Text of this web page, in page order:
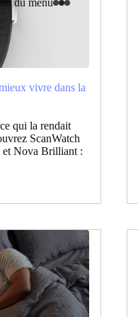
du menu
vivre dans la
qui la rendait
ScanWatch
et Nova Brilliant :